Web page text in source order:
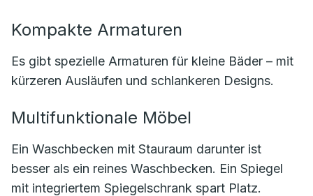
Kompakte Armaturen
Es gibt spezielle Armaturen für kleine Bäder – mit
kürzeren Ausläufen und schlankeren Designs.
Multifunktionale Möbel
Ein Waschbecken mit Stauraum darunter ist
besser als ein reines Waschbecken. Ein Spiegel
mit integriertem Spiegelschrank spart Platz.